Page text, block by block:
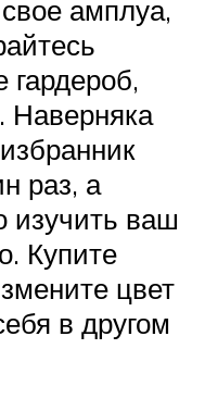
амплуа,
гардероб,
Наверняка
раз, а
изучить ваш
Купите
цвет
в другом